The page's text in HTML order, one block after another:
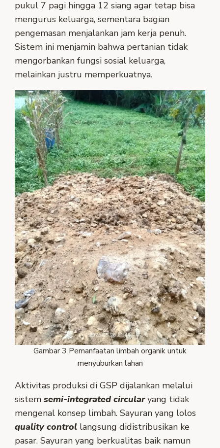
pukul 7 pagi hingga 12 siang agar tetap bisa
mengurus keluarga, sementara bagian
pengemasan menjalankan jam kerja penuh.
Sistem ini menjamin bahwa pertanian tidak
mengorbankan fungsi sosial keluarga,
melainkan justru memperkuatnya.
Gambar 3 Pemanfaatan limbah organik untuk
menyuburkan lahan
Aktivitas produksi di GSP dijalankan melalui
sistem semi-integrated circularyang tidak
mengenal konsep limbah. Sayuran yang lolos
quality control langsung didistribusikan ke
pasar. Sayuran yang berkualitas baik namun